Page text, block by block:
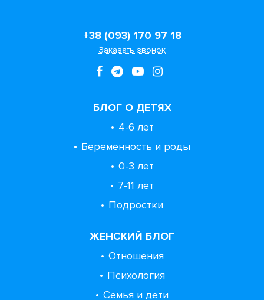
+38 (093) 170 97 18
Заказать звонок
БЛОГ О ДЕТЯХ
4-6 лет
Беременность и роды
0-3 лет
7-11 лет
Подростки
ЖЕНСКИЙ БЛОГ
Отношения
Психология
Семья и дети